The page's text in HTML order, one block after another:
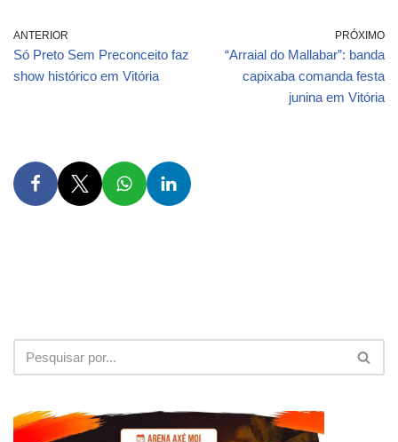
ANTERIOR
Só Preto Sem Preconceito faz
show histórico em Vitória
PRÓXIMO
“Arraial do Mallabar”: banda
capixaba comanda festa
junina em Vitória